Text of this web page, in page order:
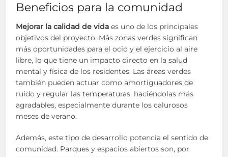
Beneficios para la comunidad
Mejorar la calidad de vida es uno de los principales
objetivos del proyecto. Más zonas verdes significan
más oportunidades para el ocio y el ejercicio al aire
libre, lo que tiene un impacto directo en la salud
mental y física de los residentes. Las áreas verdes
también pueden actuar como amortiguadores de
ruido y regular las temperaturas, haciéndolas más
agradables, especialmente durante los calurosos
meses de verano.
Además, este tipo de desarrollo potencia el sentido de
comunidad. Parques y espacios abiertos son, por